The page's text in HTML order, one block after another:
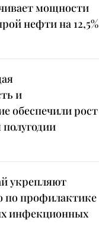
мощности
нефти на 12,5%
и
обеспечили рост
укрепляют
по профилактике
инфекционных